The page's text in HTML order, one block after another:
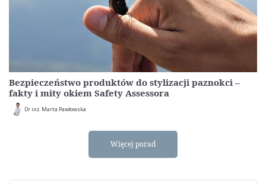
Bezpieczeństwo produktów do stylizacji paznokci –
fakty i mity okiem Safety Assessora
Dr inż. Marta Pawłowska
Więcej porad